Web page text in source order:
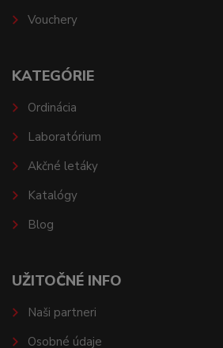
Vouchery
KATEGÓRIE
Ordinácia
Laboratórium
Akčné letáky
Katalógy
Blog
UŽITOČNÉ INFO
Naši partneri
Osobné údaje